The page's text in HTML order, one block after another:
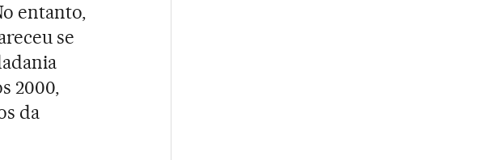
entanto,
se
2000,
da